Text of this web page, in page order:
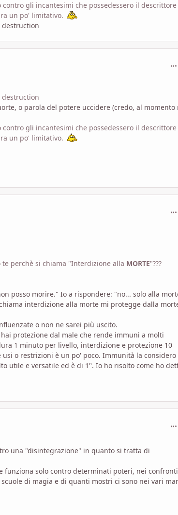
gli incantesimi che possedessero il descrittore
un po' limitativo.
o parola del potere uccidere (credo, al momento
gli incantesimi che possedessero il descrittore
un po' limitativo.
te perchè si chiama "Interdizione alla MORTE"???
posso morire." Io a rispondere: "no... solo alla
interdizione alla morte mi protegge dalla
o non ne sarei più uscito.
protezione dal male che rende immuni a molti
1 minuto per livello, interdizione e protezione 10
o restrizioni è un po' poco. Immunità la considero
utile e versatile ed è di 1°. Io ho risolto come ho
una "disintegrazione" in quanto si tratta di
funziona solo contro determinati poteri, nei
di magia e di quanti mostri ci sono nei vari